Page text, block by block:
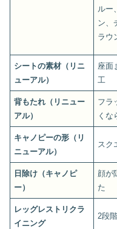
ルー
ン、
ラウ
シートの素材（リニ
ューアル）
座面
工
背もたれ（リニュー
アル）
フラ
くな
キャノピーの形（リ
ニューアル）
スク
日除け（キャノピ
ー）
顔が
た
レッグレストリクラ
イニング
2段